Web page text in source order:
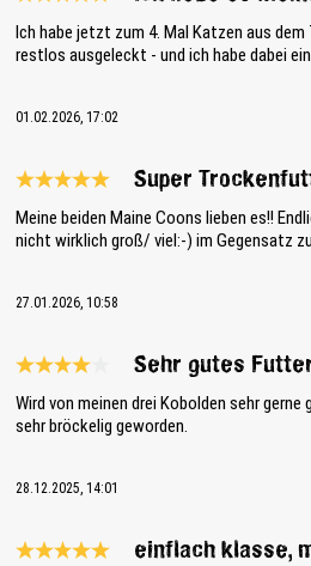
Ich habe jetzt zum 4. Mal Katzen aus
restlos ausgeleckt - und ich habe dabei
01.02.2026, 17:02
Super
Meine beiden Maine Coons lieben es!!
nicht wirklich groß/ viel:-) im Gegensatz
27.01.2026, 10:58
Sehr gutes
Wird von meinen drei Kobolden sehr
sehr bröckelig geworden.
28.12.2025, 14:01
einflach klasse,